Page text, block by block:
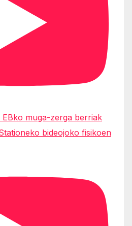
muga-zerga berriak
bideojoko fisikoen